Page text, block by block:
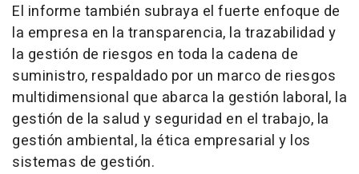
El informe también subraya el fuerte enfoque de
la empresa en la transparencia, la trazabilidad y
la gestión de riesgos en toda la cadena de
suministro, respaldado por un marco de riesgos
multidimensional que abarca la gestión laboral, la
gestión de la salud y seguridad en el trabajo, la
gestión ambiental, la ética empresarial y los
sistemas de gestión.